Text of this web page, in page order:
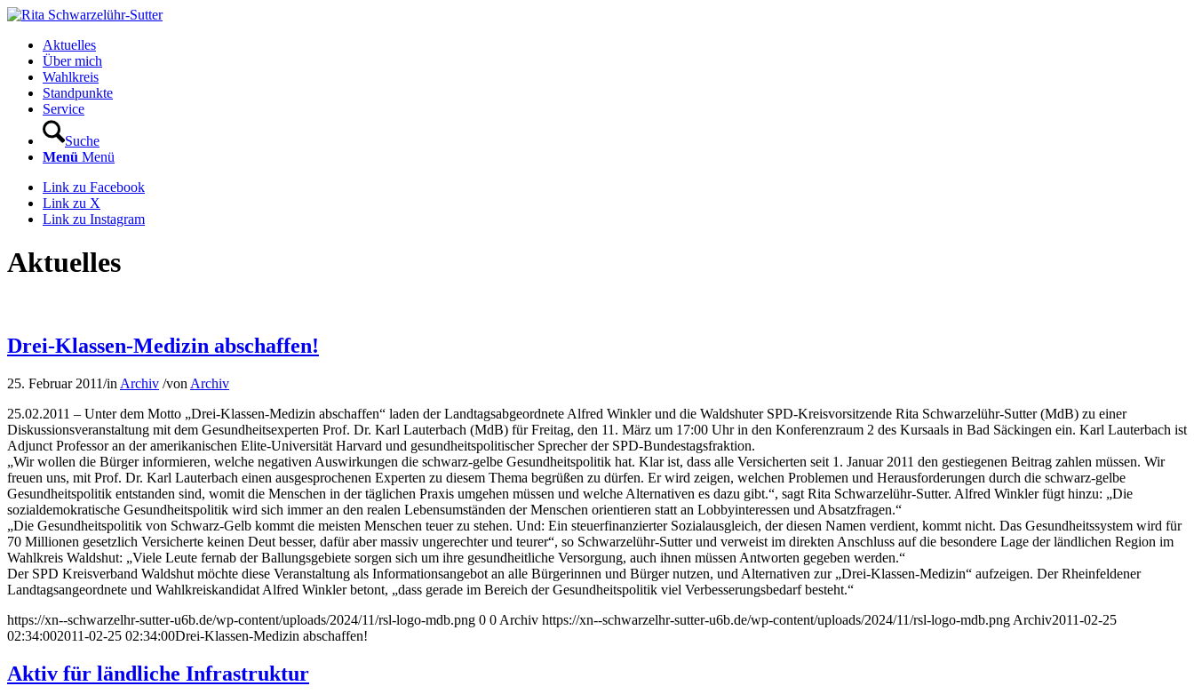
Aktuelles
Über mich
Wahlkreis
Standpunkte
Service
Suche
Menü Menü
Link zu Facebook
Link zu X
Link zu Instagram
Aktuelles
Drei-Klassen-Medizin abschaffen!
25. Februar 2011/in Archiv /von Archiv
25.02.2011 – Unter dem Motto „Drei-Klassen-Medizin abschaffen“ laden der Landtagsabgeordnete Alfred Winkler und die Waldshuter SPD-Kreisvorsitzende Rita Schwarzelühr-Sutter (MdB) zu einer
Diskussionsveranstaltung mit dem Gesundheitsexperten Prof. Dr. Karl Lauterbach (MdB) für Freitag, den 11. März um 17:00 Uhr in den Konferenzraum 2 des Kursaals in Bad Säckingen ein. Karl Lauterbach ist
Adjunct Professor an der amerikanischen Elite-Universität Harvard und gesundheitspolitischer Sprecher der SPD-Bundestagsfraktion.
„Wir wollen die Bürger informieren, welche negativen Auswirkungen die schwarz-gelbe Gesundheitspolitik hat. Klar ist, dass alle Versicherten seit 1. Januar 2011 den gestiegenen Beitrag zahlen müssen. Wir
freuen uns, mit Prof. Dr. Karl Lauterbach einen ausgesprochenen Experten zu diesem Thema begrüßen zu dürfen. Er wird zeigen, welchen Problemen und Herausforderungen durch die schwarz-gelbe
Gesundheitspolitik entstanden sind, womit die Menschen in der täglichen Praxis umgehen müssen und welche Alternativen es dazu gibt.“, sagt Rita Schwarzelühr-Sutter. Alfred Winkler fügt hinzu: „Die
sozialdemokratische Gesundheitspolitik wird sich immer an den realen Lebensumständen der Menschen orientieren statt an Lobbyinteressen und Absatzfragen.“
„Die Gesundheitspolitik von Schwarz-Gelb kommt die meisten Menschen teuer zu stehen. Und: Ein steuerfinanzierter Sozialausgleich, der diesen Namen verdient, kommt nicht. Das Gesundheitssystem wird für
70 Millionen gesetzlich Versicherte keinen Deut besser, dafür aber massiv ungerechter und teurer“, so Schwarzelühr-Sutter und verweist im direkten Anschluss auf die besondere Lage der ländlichen Region im
Wahlkreis Waldshut: „Viele Leute fernab der Ballungsgebiete sorgen sich um ihre gesundheitliche Versorgung, auch ihnen müssen Antworten gegeben werden.“
Der SPD Kreisverband Waldshut möchte diese Veranstaltung als Informationsangebot an alle Bürgerinnen und Bürger nutzen, und Alternativen zur „Drei-Klassen-Medizin“ aufzeigen. Der Rheinfeldener
Landtagsangeordnete und Wahlkreiskandidat Alfred Winkler betont, „dass gerade im Bereich der Gesundheitspolitik viel Verbesserungsbedarf besteht.“
https://xn--schwarzelhr-sutter-u6b.de/wp-content/uploads/2024/11/rsl-logo-mdb.png 0 0 Archiv https://xn--schwarzelhr-sutter-u6b.de/wp-content/uploads/2024/11/rsl-logo-mdb.png Archiv2011-02-25
02:34:002011-02-25 02:34:00Drei-Klassen-Medizin abschaffen!
Aktiv für ländliche Infrastruktur